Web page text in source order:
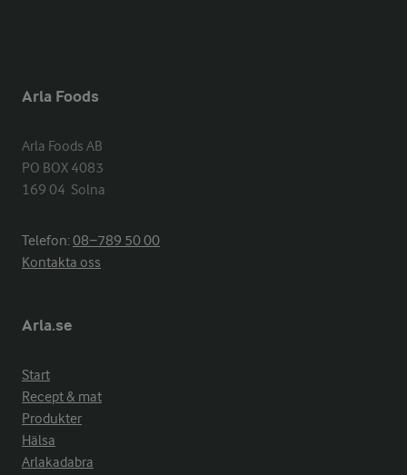
Arla Foods
Arla Foods AB
PO BOX 4083
169 04  Solna
Telefon:08−789 50 00
Kontakta oss
Arla.se
Start
Recept & mat
Produkter
Hälsa
Arlakadabra